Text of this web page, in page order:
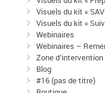
Visuels du kit «
Visuels du kit «
Webinaires
Webinaires –
Zone d’intervention
Blog
#16 (pas de titre)